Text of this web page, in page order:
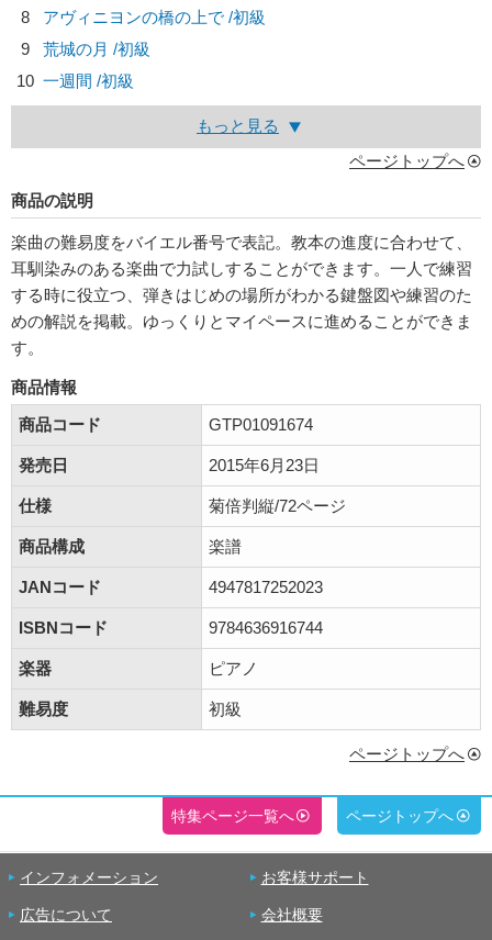
8
アヴィニヨンの橋の上で /初級
9
荒城の月 /初級
10 一週間 /初級
もっと見る
ページトップへ
商品の説明
楽曲の難易度をバイエル番号で表記。教本の進度に合わせて、
耳馴染みのある楽曲で力試しすることができます。一人で練習
する時に役立つ、弾きはじめの場所がわかる鍵盤図や練習のた
めの解説を掲載。ゆっくりとマイペースに進めることができま
す。
商品情報
商品コード
GTP01091674
発売日 2015年6月23日
仕様 菊倍判縦/72ページ
商品構成 楽譜
JANコード 4947817252023
ISBNコード 9784636916744
楽器 ピアノ
難易度 初級
ページトップへ
特集ページ一覧へ ページトップへ
インフォメーション お客様サポート
広告について 会社概要